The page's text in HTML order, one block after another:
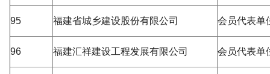
95 福建省城乡建设股份有限公司 会员代表单
96 福建汇祥建设工程发展有限公司 会员代表单